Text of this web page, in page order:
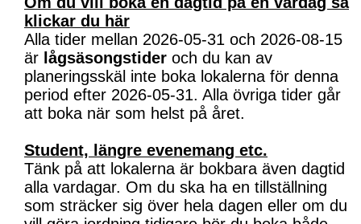
klickar du här
Alla tider mellan 2026-05-31 och 2026-08-15
är lågsäsongstider och du kan av
planeringsskäl inte boka lokalerna för denna
period efter 2026-05-31. Alla övriga tider går
att boka när som helst på året.
Student, längre evenemang etc.
Tänk på att lokalerna är bokbara även dagtid
alla vardagar. Om du ska ha en tillställning
som sträcker sig över hela dagen eller om du